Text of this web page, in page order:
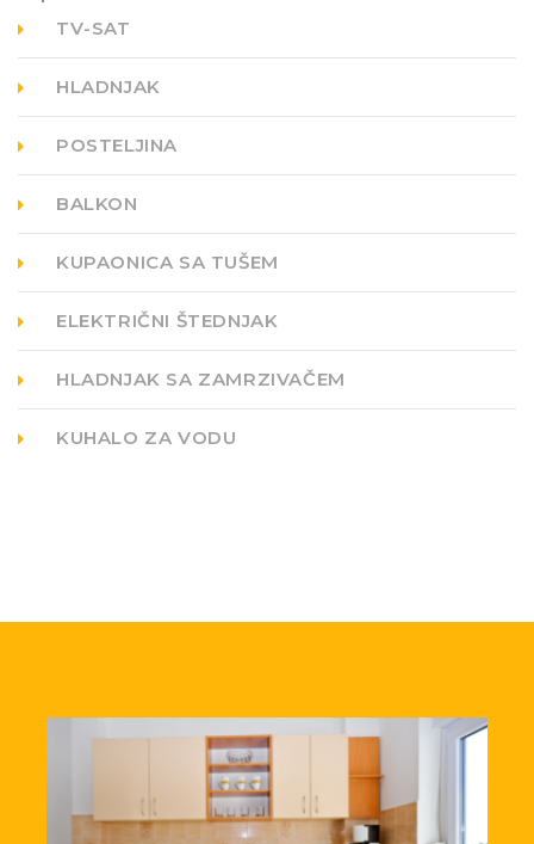
TV-SAT
HLADNJAK
POSTELJINA
BALKON
KUPAONICA SA TUŠEM
ELEKTRIČNI ŠTEDNJAK
HLADNJAK SA ZAMRZIVAČEM
KUHALO ZA VODU